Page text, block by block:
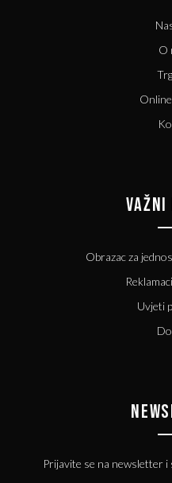
O
Obrazac za
Uvjeti
Prijavite se na newsletter